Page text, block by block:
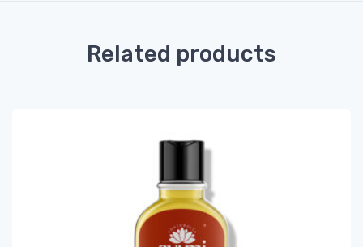
Related products